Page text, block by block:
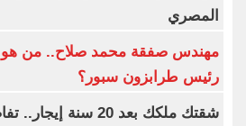
المصري
مهندس صفقة محمد صلاح.. من هو
رئيس طرابزون سبور؟
شقتك ملكك بعد 20 سنة